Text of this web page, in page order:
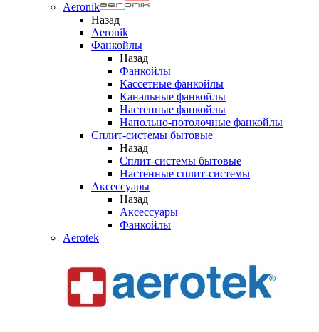
Aeronik
Назад
Aeronik
Фанкойлы
Назад
Фанкойлы
Кассетные фанкойлы
Канальные фанкойлы
Настенные фанкойлы
Напольно-потолочные фанкойлы
Сплит-системы бытовые
Назад
Сплит-системы бытовые
Настенные сплит-системы
Аксессуары
Назад
Аксессуары
Фанкойлы
Aerotek